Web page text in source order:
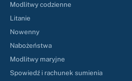
Modlitwy codzienne
Litanie
Nowenny
Nabożeństwa
Modlitwy maryjne
Spowiedź i rachunek sumienia